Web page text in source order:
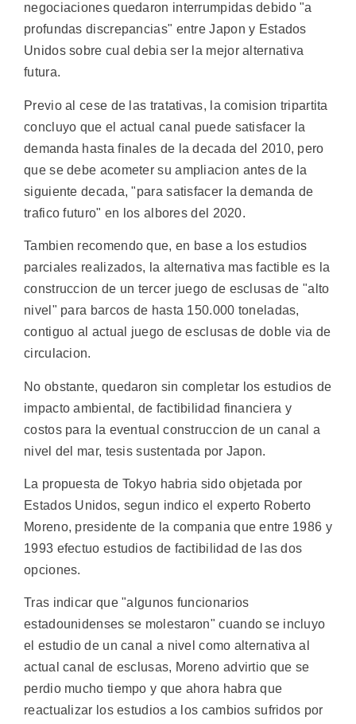
negociaciones quedaron interrumpidas debido "a
profundas discrepancias" entre Japon y Estados
Unidos sobre cual debia ser la mejor alternativa
futura.
Previo al cese de las tratativas, la comision tripartita
concluyo que el actual canal puede satisfacer la
demanda hasta finales de la decada del 2010, pero
que se debe acometer su ampliacion antes de la
siguiente decada, "para satisfacer la demanda de
trafico futuro" en los albores del 2020.
Tambien recomendo que, en base a los estudios
parciales realizados, la alternativa mas factible es la
construccion de un tercer juego de esclusas de "alto
nivel" para barcos de hasta 150.000 toneladas,
contiguo al actual juego de esclusas de doble via de
circulacion.
No obstante, quedaron sin completar los estudios de
impacto ambiental, de factibilidad financiera y
costos para la eventual construccion de un canal a
nivel del mar, tesis sustentada por Japon.
La propuesta de Tokyo habria sido objetada por
Estados Unidos, segun indico el experto Roberto
Moreno, presidente de la compania que entre 1986 y
1993 efectuo estudios de factibilidad de las dos
opciones.
Tras indicar que "algunos funcionarios
estadounidenses se molestaron" cuando se incluyo
el estudio de un canal a nivel como alternativa al
actual canal de esclusas, Moreno advirtio que se
perdio mucho tiempo y que ahora habra que
reactualizar los estudios a los cambios sufridos por